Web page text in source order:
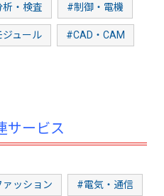
・検査 #制御・電機
ュール #CAD・CAM
サービス
ッション #電気・通信